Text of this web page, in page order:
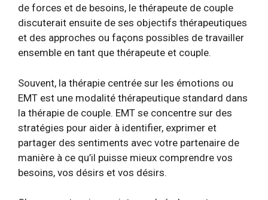
de forces et de besoins, le thérapeute de couple
discuterait ensuite de ses objectifs thérapeutiques
et des approches ou façons possibles de travailler
ensemble en tant que thérapeute et couple.
Souvent, la thérapie centrée sur les émotions ou
EMT est une modalité thérapeutique standard dans
la thérapie de couple. EMT se concentre sur des
stratégies pour aider à identifier, exprimer et
partager des sentiments avec votre partenaire de
manière à ce qu’il puisse mieux comprendre vos
besoins, vos désirs et vos désirs.